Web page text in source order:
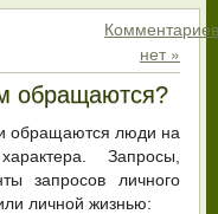
Комментариев
нет »
обращаются?
обращаются люди на
Запросы,
запросов личного
личной жизнью: